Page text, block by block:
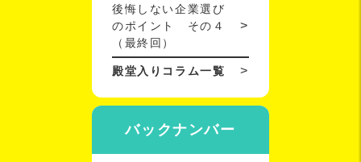
後悔しない企業選び
のポイント その４
（最終回）
殿堂入りコラム一覧
バックナンバー